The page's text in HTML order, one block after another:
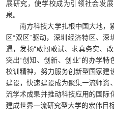
展研究，使学校成为引领社会发
泉。
南方科技大学扎根中国大地，
区“双区”驱动，深圳经济特区、
遇，发扬“敢闯敢试、求真务实、
突出“创知、创新、创业”的办学特
校训精神，努力服务创新型国家建
建设，快速建设成为聚集一流师
流学术成果并推动科技应用的国际
建成世界一流研究型大学的宏伟目